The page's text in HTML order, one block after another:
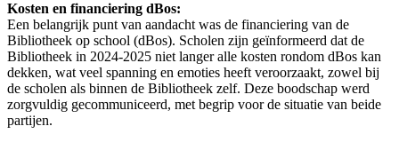
Kosten en financiering dBos:
Een belangrijk punt van aandacht was de financiering van de
Bibliotheek op school (dBos). Scholen zijn geïnformeerd dat de
Bibliotheek in 2024-2025 niet langer alle kosten rondom dBos kan
dekken, wat veel spanning en emoties heeft veroorzaakt, zowel bij
de scholen als binnen de Bibliotheek zelf. Deze boodschap werd
zorgvuldig gecommuniceerd, met begrip voor de situatie van beide
partijen.